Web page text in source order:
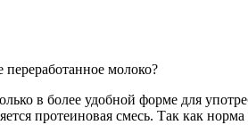
молоко?
в более удобной форме для
протеиновая смесь. Так как норма